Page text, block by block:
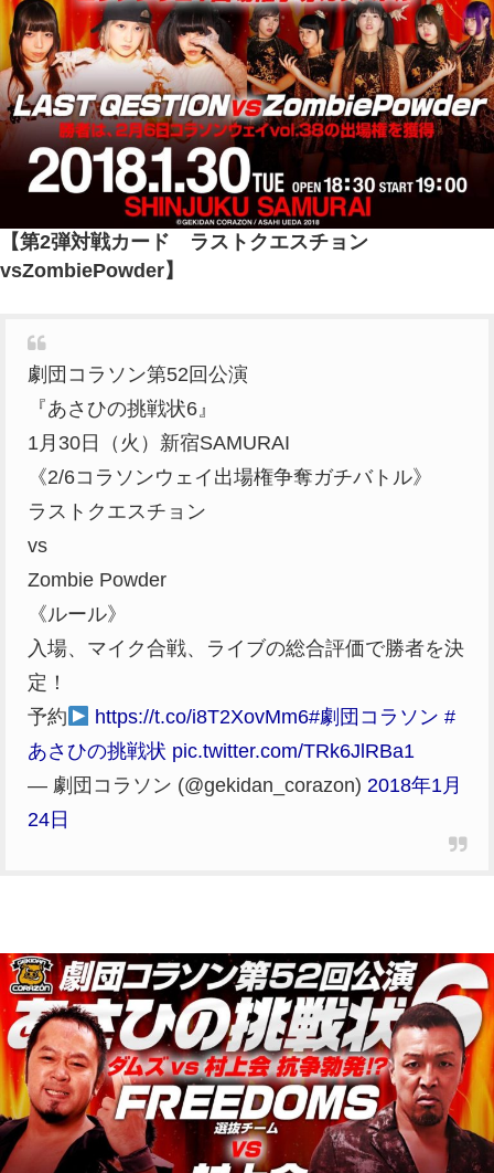
【第2弾対戦カード ラストクエスチョン
vsZombiePowder】
劇団コラソン第52回公演
『あさひの挑戦状6』
1月30日（火）新宿SAMURAI
《2/6コラソンウェイ出場権争奪ガチバトル》
ラストクエスチョン
vs
Zombie Powder
《ルール》
入場、マイク合戦、ライブの総合評価で勝者を決
定！
予約
https://t.co/i8T2XovMm6#劇団コラソン #
あさひの挑戦状 pic.twitter.com/TRk6JlRBa1
— 劇団コラソン (@gekidan_corazon) 2018年1月
24日